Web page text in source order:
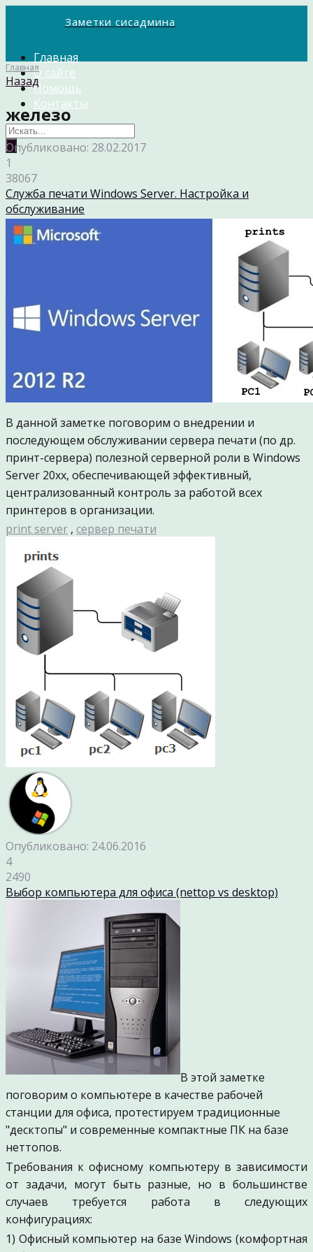
Заметки сисадмина
Главная
О сайте
Помощь
Контакты
Главная
Назад
железо
Опубликовано: 28.02.2017
1
38067
Служба печати Windows Server. Настройка и
обслуживание
В данной заметке поговорим о внедрении и
последующем обслуживании сервера печати (по др.
принт-сервера) полезной серверной роли в Windows
Server 20xx, обеспечивающей эффективный,
централизованный контроль за работой всех
принтеров в организации.
print server , сервер печати
Опубликовано: 24.06.2016
4
2490
Выбор компьютера для офиса (nettop vs desktop)
В этой заметке
поговорим о компьютере в качестве рабочей
станции для офиса, протестируем традиционные
"десктопы" и современные компактные ПК на базе
неттопов.
Требования к офисному компьютеру в зависимости
от задачи, могут быть разные, но в большинстве
случаев требуется работа в следующих
конфигурациях:
1) Офисный компьютер на базе Windows (комфортная